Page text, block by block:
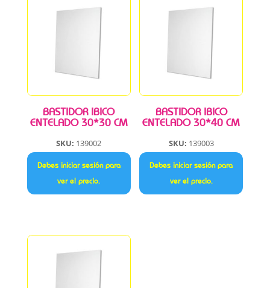
BASTIDOR IBICO
ENTELADO 30*30 CM
SKU: 139002
Debes iniciar sesión para
ver el precio.
BASTIDOR IBICO
ENTELADO 30*40 CM
SKU: 139003
Debes iniciar sesión para
ver el precio.